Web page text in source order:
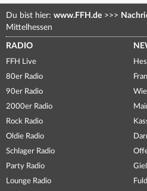
Du bist hier: www.FFH.de >>>
Mittelhessen
RADIO
FFH Live
80er Radio
90er Radio
2000er Radio
Rock Radio
Oldie Radio
Schlager Radio
Party Radio
Lounge Radio